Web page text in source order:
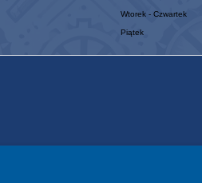
Wtorek - Czwartek
Piątek